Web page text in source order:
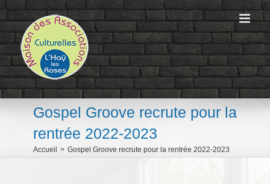
Passer
au
contenu
Gospel Groove recrute pour la
rentrée 2022-2023
Accueil > Gospel Groove recrute pour la rentrée 2022-2023